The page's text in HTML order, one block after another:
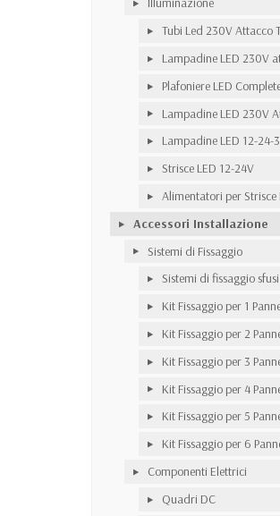
Tubi Led 230V Attacco
Lampadine LED 230V
Plafoniere LED
Lampadine LED 230V
Lampadine LED 12-24-
Strisce LED 12-24V
Alimentatori per Strisce
Accessori Installazione
Sistemi di Fissaggio
Sistemi di fissaggio sfusi
Kit Fissaggio per 1
Kit Fissaggio per 2
Kit Fissaggio per 3
Kit Fissaggio per 4
Kit Fissaggio per 5
Kit Fissaggio per 6
Componenti Elettrici
Quadri DC